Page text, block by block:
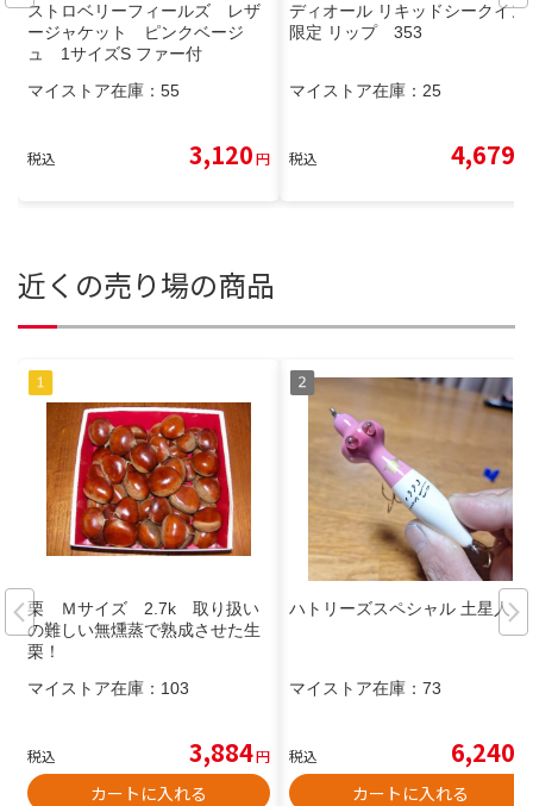
ストロベリーフィールズ レザ
ージャケット ピンクベージ
ュ 1サイズS ファー付
マイストア在庫： 55
税込 3,120円
ディオール リキッドシークイン
限定 リップ 353
マイストア在庫： 25
税込 4,679
近くの売り場の商品
栗 Ｍサイズ 2.7k 取り扱い
の難しい無燻蒸で熟成させた生
栗！
マイストア在庫： 103
税込 3,884円
カートに入れる
ハトリーズスペシャル 土星人
マイストア在庫： 73
税込 6,240
カートに入れる